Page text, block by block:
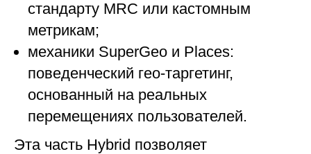
стандарту MRC или кастомным
метрикам;
механики SuperGeo и Places:
поведенческий гео-таргетинг,
основанный на реальных
перемещениях пользователей.
Эта часть Hybrid позволяет